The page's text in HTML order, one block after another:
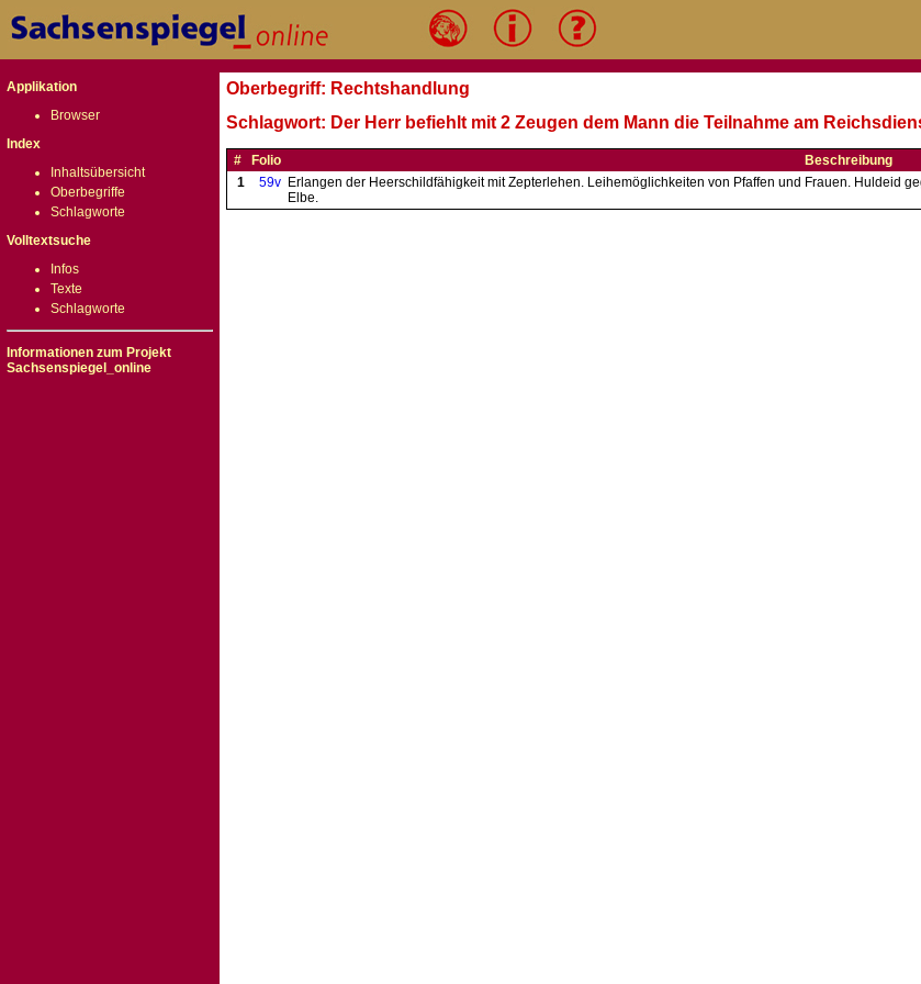
Applikation
Browser
Index
Inhaltsübersicht
Oberbegriffe
Schlagworte
Volltextsuche
Infos
Texte
Schlagworte
Informationen zum Projekt
Sachsenspiegel_online
Oberbegriff: Rechtshandlung
Schlagwort: Der Herr befiehlt mit 2 Zeugen dem Mann die Teilnahme am
# Folio Beschreibung
1
59v Erlangen der Heerschildfähigkeit mit Zepterlehen. Leihemöglichkeiten von Pfaffen und Frauen. Huldeid
Elbe.